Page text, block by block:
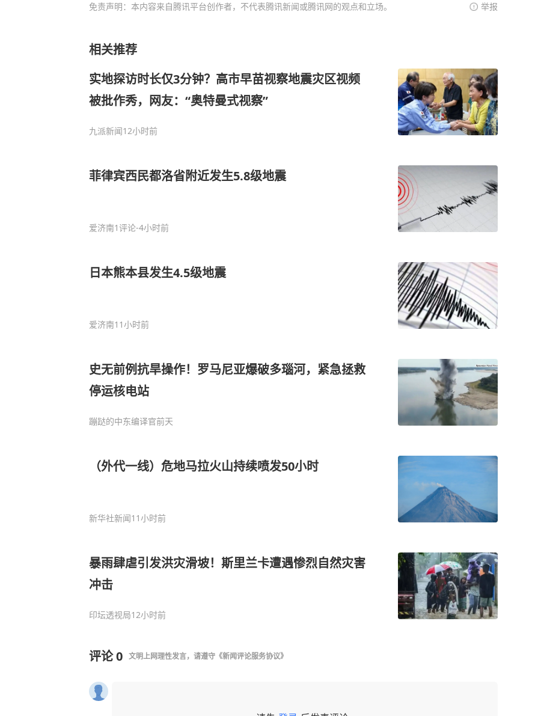
免责声明：本内容来自腾讯平台创作者，不代表腾讯新闻或腾讯网的观点和立场。 举报
相关推荐
实地探访时长仅3分钟？高市早苗视察地震灾区视频
被批作秀，网友：“奥特曼式视察”
九派新闻12小时前
菲律宾西民都洛省附近发生5.8级地震
爱济南1评论-4小时前
日本熊本县发生4.5级地震
爱济南11小时前
史无前例抗旱操作！罗马尼亚爆破多瑙河，紧急拯救
停运核电站
蹦跶的中东编译官前天
（外代一线）危地马拉火山持续喷发50小时
新华社新闻11小时前
暴雨肆虐引发洪灾滑坡！斯里兰卡遭遇惨烈自然灾害
冲击
印坛透视局12小时前
评论0 文明上网理性发言，请遵守 《新闻评论服务协议》